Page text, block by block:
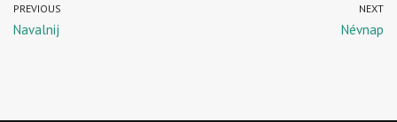
PREVIOUS
Navalnij
NEXT
Névnap